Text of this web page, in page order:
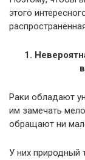
этого
1.
Раки обладают
им замечать
обращают ни
У них природный